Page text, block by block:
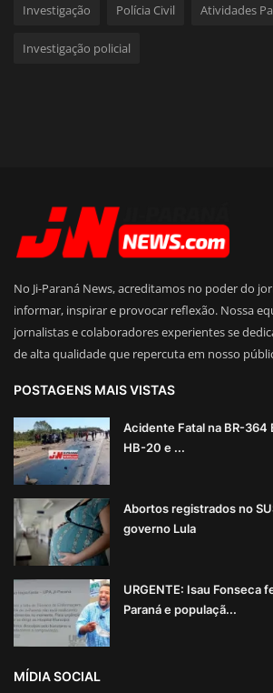
Investigação Polícia Civil Atividades
Investigação policial
No Ji-Paraná News, acreditamos no poder do
informar, inspirar e provocar reflexão. Nossa
jornalistas e colaboradores experientes se
de alta qualidade que repercuta em nosso
POSTAGENS MAIS VISTAS
Acidente Fatal na BR-364
HB-20 e ...
Abortos registrados no
governo Lula
URGENTE: Isau Fonseca
Paraná e populaçã...
MÍDIA SOCIAL